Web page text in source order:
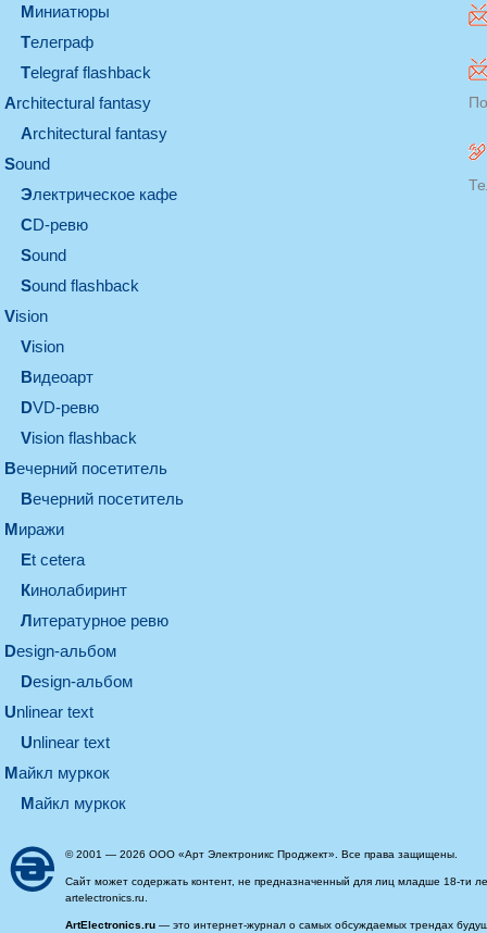
миниатюры
телеграф
Telegraf flashback
architectural fantasy
architectural fantasy
sound
электрическое кафе
CD-ревю
sound
Sound flashback
vision
vision
видеоарт
DVD-ревю
Vision flashback
вечерний посетитель
вечерний посетитель
миражи
et cetera
кинолабиринт
литературное ревю
design-альбом
design-альбом
unlinear text
Unlinear text
майкл муркок
майкл муркок
© 2001 — 2026 ООО «Арт Электроникс Проджект». Все права защищены.
Сайт может содержать контент, не предназначенный для лиц младше 18-ти
artelectronics.ru.
ArtElectronics.ru — это интернет-журнал о самых обсуждаемых трендах